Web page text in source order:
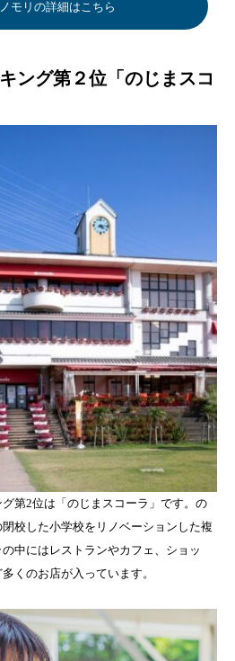
モリの詳細はこちら
ング第２位「のじまスコ
第2位は「のじまスコーラ」です。の
校した小学校をリノベーションした複
中にはレストランやカフェ、ショッ
くのお店が入っています。